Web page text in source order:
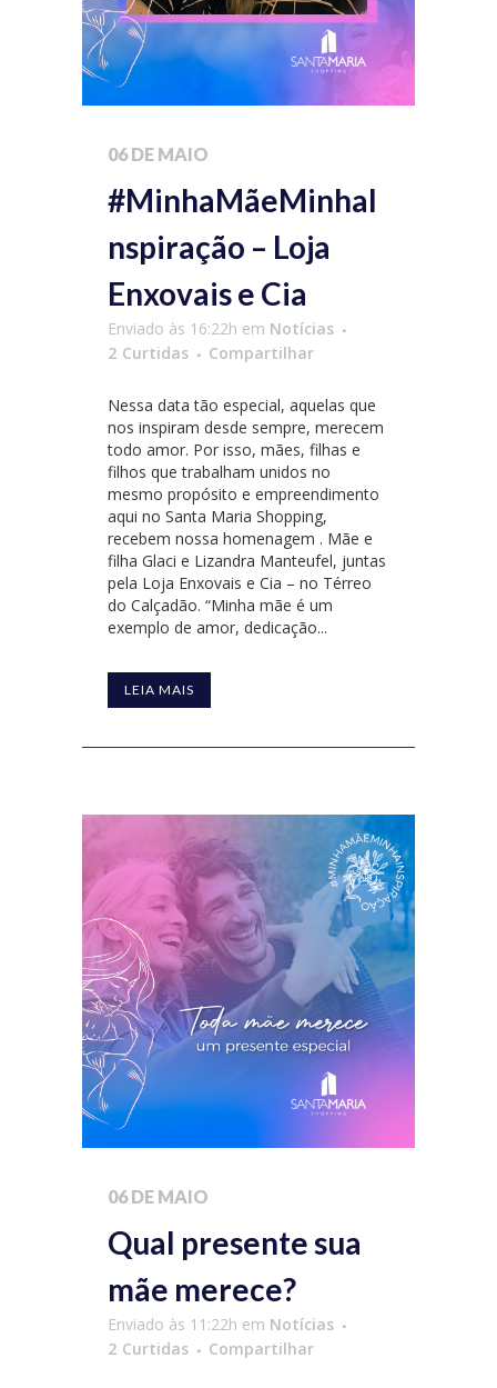
06 DE MAIO
#MinhaMãeMinhaI
nspiração – Loja
Enxovais e Cia
Enviado às 16:22h em Notícias
2 Curtidas Compartilhar
Nessa data tão especial, aquelas que
nos inspiram desde sempre, merecem
todo amor. Por isso, mães, filhas e
filhos que trabalham unidos no
mesmo propósito e empreendimento
aqui no Santa Maria Shopping,
recebem nossa homenagem . Mãe e
filha Glaci e Lizandra Manteufel, juntas
pela Loja Enxovais e Cia – no Térreo
do Calçadão. “Minha mãe é um
exemplo de amor, dedicação...
LEIA MAIS
06 DE MAIO
Qual presente sua
mãe merece?
Enviado às 11:22h em Notícias
2 Curtidas Compartilhar